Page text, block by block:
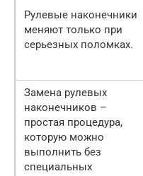
Рулевые наконечники
меняют только при
серьезных поломках.
Замена рулевых
наконечников –
простая процедура,
которую можно
выполнить без
специальных